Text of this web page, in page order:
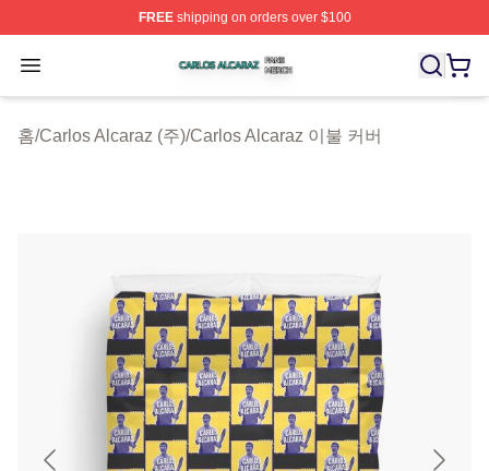
FREEshipping on orders over $100
Open menu
Carlos Alcaraz Shop ⚡️ Officially Licensed Carlos
홈/Carlos Alcaraz (주)/Carlos Alcaraz 이불 커버